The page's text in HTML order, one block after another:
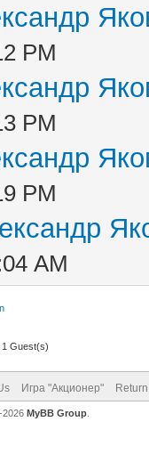
PM
PM
PM
AM
Guest(s)
Игра "Акционер"
2026 MyBB Group